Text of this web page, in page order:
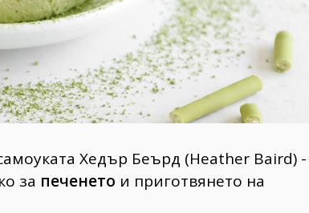
Хедър Беърд (Heather Baird) -
за печенето и приготвянето на